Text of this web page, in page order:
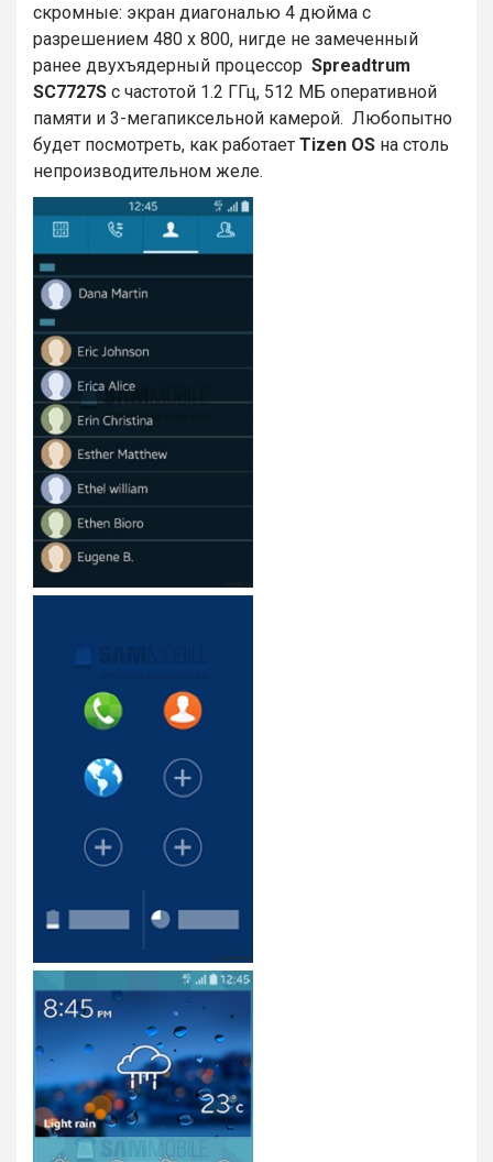
скромные: экран диагональю 4 дюйма с
разрешением 480 х 800, нигде не замеченный
ранее двухъядерный процессор Spreadtrum
SC7727S с частотой 1.2 ГГц, 512 МБ оперативной
памяти и 3-мегапиксельной камерой. Любопытно
будет посмотреть, как работает Tizen OS на столь
непроизводительном желе.